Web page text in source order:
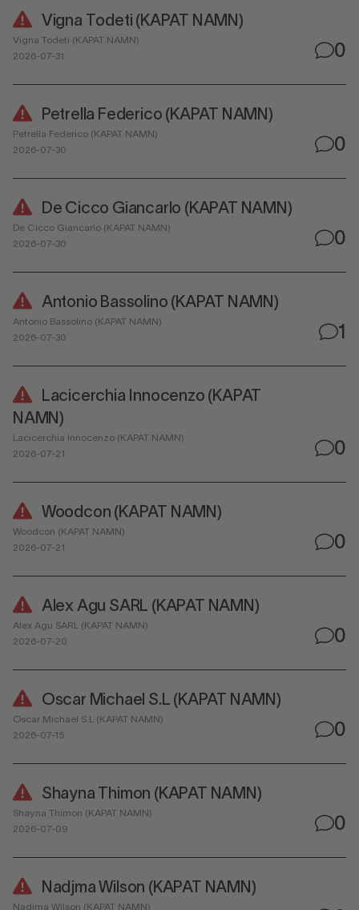
Vigna Todeti (KAPAT NAMN)
Vigna Todeti (KAPAT NAMN)
2026-07-31
0
Petrella Federico (KAPAT NAMN)
Petrella Federico (KAPAT NAMN)
2026-07-30
0
De Cicco Giancarlo (KAPAT NAMN)
De Cicco Giancarlo (KAPAT NAMN)
2026-07-30
0
Antonio Bassolino (KAPAT NAMN)
Antonio Bassolino (KAPAT NAMN)
2026-07-30
1
Lacicerchia Innocenzo (KAPAT
NAMN)
Lacicerchia Innocenzo (KAPAT NAMN)
2026-07-21
0
Woodcon (KAPAT NAMN)
Woodcon (KAPAT NAMN)
2026-07-21
0
Alex Agu SARL (KAPAT NAMN)
Alex Agu SARL (KAPAT NAMN)
2026-07-20
0
Oscar Michael S.L (KAPAT NAMN)
Oscar Michael S.L (KAPAT NAMN)
2026-07-15
0
Shayna Thimon (KAPAT NAMN)
Shayna Thimon (KAPAT NAMN)
2026-07-09
0
Nadjma Wilson (KAPAT NAMN)
Nadjma Wilson (KAPAT NAMN)